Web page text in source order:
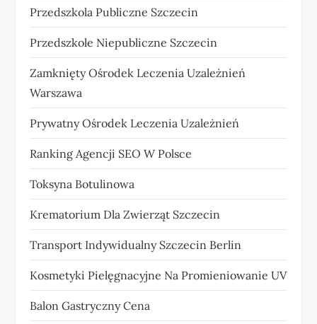
Przedszkola Publiczne Szczecin
Przedszkole Niepubliczne Szczecin
Zamknięty Ośrodek Leczenia Uzależnień
Warszawa
Prywatny Ośrodek Leczenia Uzależnień
Ranking Agencji SEO W Polsce
Toksyna Botulinowa
Krematorium Dla Zwierząt Szczecin
Transport Indywidualny Szczecin Berlin
Kosmetyki Pielęgnacyjne Na Promieniowanie UV
Balon Gastryczny Cena